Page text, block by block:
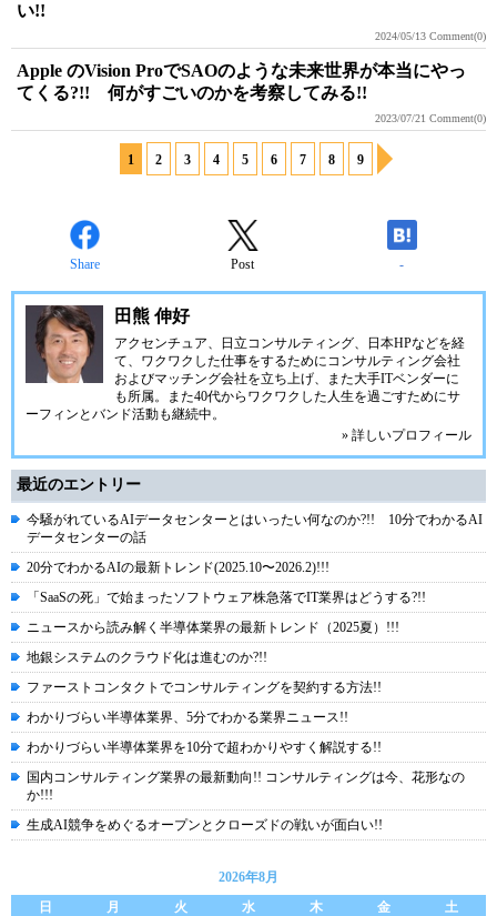
い!!
2024/05/13 Comment(0)
Apple のVision ProでSAOのような未来世界が本当にやっ
てくる?!! 何がすごいのかを考察してみる!!
2023/07/21 Comment(0)
1 2 3 4 5 6 7 8 9
Share Post -
田熊 伸好
アクセンチュア、日立コンサルティング、日本HPなどを経
て、ワクワクした仕事をするためにコンサルティング会社
およびマッチング会社を立ち上げ、また大手ITベンダーに
も所属。また40代からワクワクした人生を過ごすためにサ
ーフィンとバンド活動も継続中。
» 詳しいプロフィール
最近のエントリー
今騒がれているAIデータセンターとはいったい何なのか?!! 10分でわかるAI
データセンターの話
20分でわかるAIの最新トレンド(2025.10〜2026.2)!!!
「SaaSの死」で始まったソフトウェア株急落でIT業界はどうする?!!
ニュースから読み解く半導体業界の最新トレンド（2025夏）!!!
地銀システムのクラウド化は進むのか?!!
ファーストコンタクトでコンサルティングを契約する方法!!
わかりづらい半導体業界、5分でわかる業界ニュース!!
わかりづらい半導体業界を10分で超わかりやすく解説する!!
国内コンサルティング業界の最新動向!! コンサルティングは今、花形なの
か!!!
生成AI競争をめぐるオープンとクローズドの戦いが面白い!!
2026年8月
日
月 火 水 木 金
土